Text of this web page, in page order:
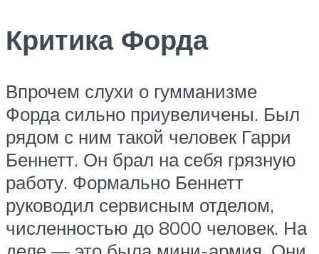
Критика Форда
Впрочем слухи о гумманизме
Форда сильно приувеличены. Был
рядом с ним такой человек Гарри
Беннетт. Он брал на себя грязную
работу. Формально Беннетт
руководил сервисным отделом,
численностью до 8000 человек. На